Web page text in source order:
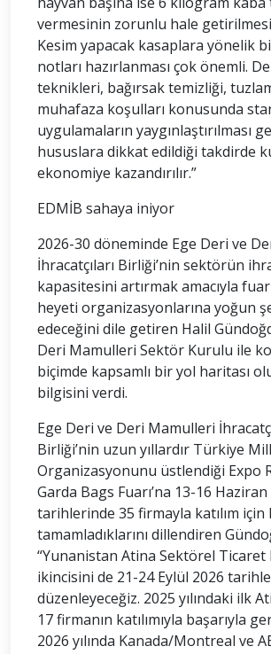
vermesinin zorunlu hale
Kesim yapacak kasaplara yönelik
notları hazırlanması çok önemli.
teknikleri, bağırsak temizliği,
muhafaza koşulları konusunda
uygulamaların yaygınlaştırılması
hususlara dikkat edildiği takdirde
ekonomiye kazandırılır.”
EDMİB sahaya iniyor
2026-30 döneminde Ege Deri ve
İhracatçıları Birliği’nin sektörün
kapasitesini artırmak amacıyla
heyeti organizasyonlarına yoğun
edeceğini dile getiren Halil
Deri Mamulleri Sektör Kurulu ile
biçimde kapsamlı bir yol haritası
bilgisini verdi.
Ege Deri ve Deri Mamulleri
Birliği’nin uzun yıllardır Türkiye
Organizasyonunu üstlendiği Expo
Garda Bags Fuarı’na 13-16 Haziran
tarihlerinde 35 firmayla katılım için
tamamladıklarını dillendiren
“Yunanistan Atina Sektörel Ticaret
ikincisini de 21-24 Eylül 2026
düzenleyeceğiz. 2025 yılındaki ilk
17 firmanın katılımıyla başarıyla
2026 yılında Kanada/Montreal ve